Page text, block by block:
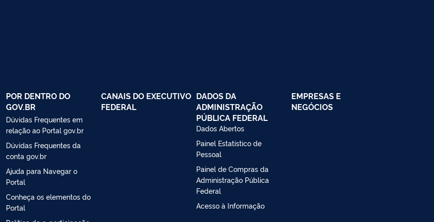
POR DENTRO DO
GOV.BR
Dúvidas Frequentes em
relação ao Portal gov.br
Dúvidas Frequentes da
conta gov.br
Ajuda para Navegar o
Portal
Conheça os elementos do
Portal
CANAIS DO EXECUTIVO
FEDERAL
DADOS DA
ADMINISTRAÇÃO
PÚBLICA FEDERAL
Dados Abertos
Painel Estatístico de
Pessoal
Painel de Compras da
Administração Pública
Federal
Acesso à Informação
EMPRESAS E
NEGÓCIOS